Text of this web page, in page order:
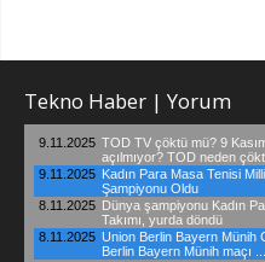
Tekno Haber | Yorum